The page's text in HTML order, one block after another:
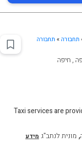
תחבורה» תחבורה
Taxi services are
, מונית לנתב"ג מידע